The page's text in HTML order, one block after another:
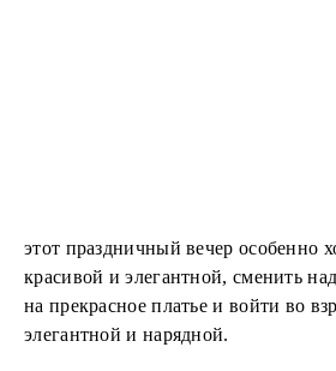
этот праздничный вечер особенно
красивой и элегантной, сменить
на прекрасное платье и войти во
элегантной и нарядной.